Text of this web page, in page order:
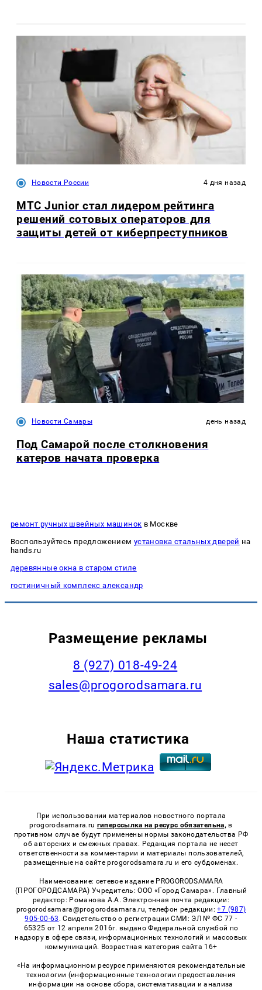
Новости России 4 дня назад
МТС Junior стал лидером рейтинга
решений сотовых операторов для
защиты детей от киберпреступников
Новости Самары день назад
Под Самарой после столкновения
катеров начата проверка
ремонт ручных швейных машинок в Москве
Воспользуйтесь предложением установка стальных дверей на
hands.ru
деревянные окна в старом стиле
гостиничный комплекс александр
Размещение рекламы
8 (927) 018-49-24
sales@progorodsamara.ru
Наша статистика
При использовании материалов новостного портала
progorodsamara.ru гиперссылка на ресурс обязательна, в
противном случае будут применены нормы законодательства РФ
об авторских и смежных правах. Редакция портала не несет
ответственности за комментарии и материалы пользователей,
размещенные на сайте progorodsamara.ru и его субдоменах.
Наименование: сетевое издание PROGORODSAMARA
(ПРОГОРОДСАМАРА) Учредитель: ООО «Город Самара». Главный
редактор: Романова А.А. Электронная почта редакции:
progorodsamara@progorodsamara.ru, телефон редакции:+7 (987)
905-00-63 . Свидетельство о регистрации СМИ: ЭЛ № ФС 77 -
65325 от 12 апреля 2016г. выдано Федеральной службой по
надзору в сфере связи, информационных технологий и массовых
коммуникаций. Возрастная категория сайта 16+
«На информационном ресурсе применяются рекомендательные
технологии (информационные технологии предоставления
информации на основе сбора, систематизации и анализа